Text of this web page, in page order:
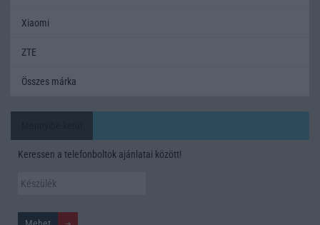
Xiaomi
ZTE
Összes márka
Keressen a telefonboltok ajánlatai között!